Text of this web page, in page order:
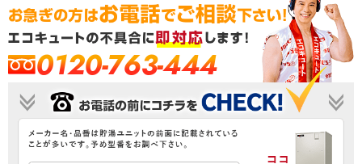
0120-763-444